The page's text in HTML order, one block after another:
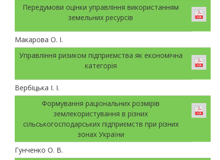
Передумови оцінки управління використанням
земельних ресурсів
Макарова О. І.
Упрaвління ризиком підприємства як економічна
категорія
Вербіцька І. І.
Формування раціональних розмірів
землекористування в різних
сільськогосподарських підприємств при різних
зонах України
Гунченко О. В.